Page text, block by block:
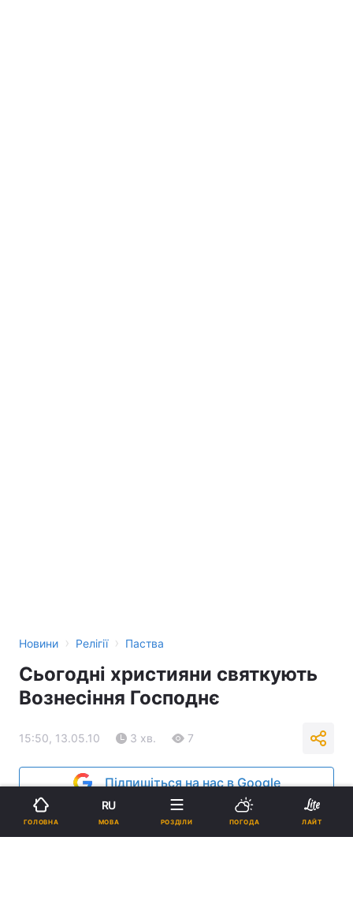
Новини › Релігії › Паства
Сьогодні християни святкують
Вознесіння Господнє
15:50, 13.05.10 3 хв. 7
Підпишіться на нас в Google
Реклама
ГОЛОВНА
RU
МОВА РОЗДІЛИ ПОГОДА ЛАЙТ